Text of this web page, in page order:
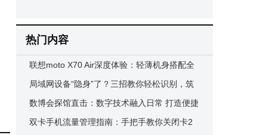
热门内容
联想moto X70 Air深度体验：轻薄机身搭配全
能表现，2K价位新选择
局域网设备“隐身”了？三招教你轻松识别，筑
牢网络安全防线！
数博会探馆直击：数字技术融入日常 打造便捷
智慧生活新图景
双卡手机流量管理指南：手把手教你关闭卡2